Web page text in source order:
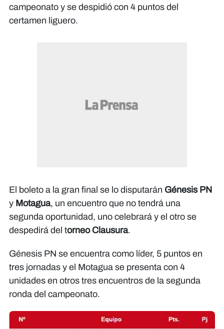
campeonato y se despidió con 4 puntos del
certamen liguero.
El boleto a la gran final se lo disputarán Génesis PN
y Motagua, un encuentro que no tendrá una
segunda oportunidad, uno celebrará y el otro se
despedirá del torneo Clausura.
Génesis PN se encuentra como líder, 5 puntos en
tres jornadas y el Motagua se presenta con 4
unidades en otros tres encuentros de la segunda
ronda del campeonato.